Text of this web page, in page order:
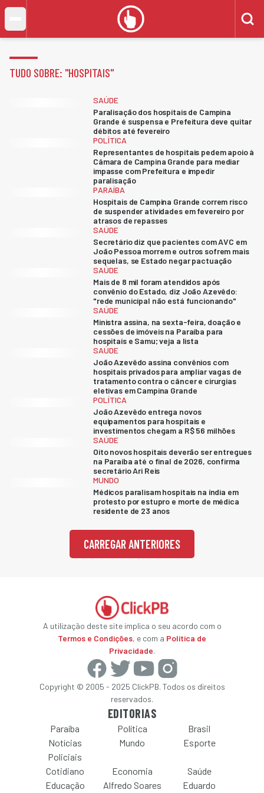
TUDO SOBRE: "HOSPITAIS"
SAÚDE
Paralisação dos hospitais de Campina
Grande é suspensa e Prefeitura deve quitar
débitos até fevereiro
POLÍTICA
Representantes de hospitais pedem apoio à
Câmara de Campina Grande para mediar
impasse com Prefeitura e impedir
paralisação
PARAÍBA
Hospitais de Campina Grande correm risco
de suspender atividades em fevereiro por
atrasos de repasses
SAÚDE
Secretário diz que pacientes com AVC em
João Pessoa morrem e outros sofrem mais
sequelas, se Estado negar pactuação
SAÚDE
Mais de 8 mil foram atendidos após
convênio do Estado, diz João Azevêdo:
"rede municipal não está funcionando"
SAÚDE
Ministra assina, na sexta-feira, doação e
cessões de imóveis na Paraíba para
hospitais e Samu; veja a lista
SAÚDE
João Azevêdo assina convênios com
hospitais privados para ampliar vagas de
tratamento contra o câncer e cirurgias
eletivas em Campina Grande
POLÍTICA
João Azevêdo entrega novos
equipamentos para hospitais e
investimentos chegam a R$ 56 milhões
SAÚDE
Oito novos hospitais deverão ser entregues
na Paraíba até o final de 2026, confirma
secretário Ari Reis
MUNDO
Médicos paralisam hospitais na índia em
protesto por estupro e morte de médica
residente de 23 anos
CARREGAR ANTERIORES
A utilização deste site implica o seu acordo com o
Termos e Condições, e com a Política de
Privacidade.
Copyright © 2005 - 2025 ClickPB. Todos os direitos
reservados.
EDITORIAS
Paraíba Política
Brasil
Notícias
Policiais
Mundo Esporte
Cotidiano Economia
Saúde
Educação
Alfredo Soares Eduardo